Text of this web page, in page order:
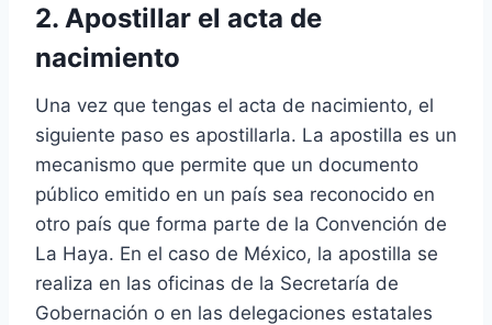
2. Apostillar el acta de
nacimiento
Una vez que tengas el acta de nacimiento, el
siguiente paso es apostillarla. La apostilla es un
mecanismo que permite que un documento
público emitido en un país sea reconocido en
otro país que forma parte de la Convención de
La Haya. En el caso de México, la apostilla se
realiza en las oficinas de la Secretaría de
Gobernación o en las delegaciones estatales